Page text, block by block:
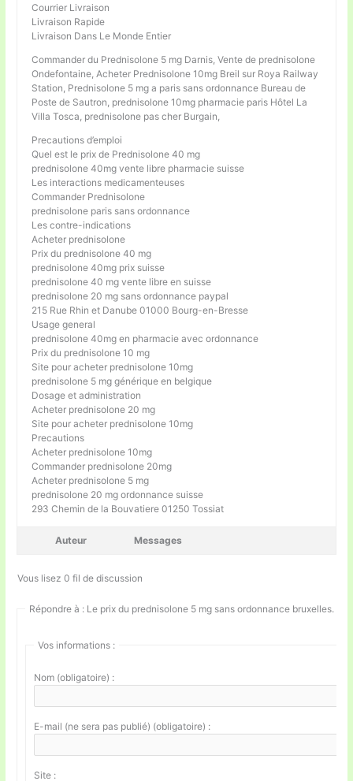
Courrier Livraison
Livraison Rapide
Livraison Dans Le Monde Entier
Commander du Prednisolone 5 mg Darnis, Vente de prednisolone
Ondefontaine, Acheter Prednisolone 10mg Breil sur Roya Railway
Station, Prednisolone 5 mg a paris sans ordonnance Bureau de
Poste de Sautron, prednisolone 10mg pharmacie paris Hôtel La
Villa Tosca, prednisolone pas cher Burgain,
Precautions d’emploi
Quel est le prix de Prednisolone 40 mg
prednisolone 40mg vente libre pharmacie suisse
Les interactions medicamenteuses
Commander Prednisolone
prednisolone paris sans ordonnance
Les contre-indications
Acheter prednisolone
Prix du prednisolone 40 mg
prednisolone 40mg prix suisse
prednisolone 40 mg vente libre en suisse
prednisolone 20 mg sans ordonnance paypal
215 Rue Rhin et Danube 01000 Bourg-en-Bresse
Usage general
prednisolone 40mg en pharmacie avec ordonnance
Prix du prednisolone 10 mg
Site pour acheter prednisolone 10mg
prednisolone 5 mg générique en belgique
Dosage et administration
Acheter prednisolone 20 mg
Site pour acheter prednisolone 10mg
Precautions
Acheter prednisolone 10mg
Commander prednisolone 20mg
Acheter prednisolone 5 mg
prednisolone 20 mg ordonnance suisse
293 Chemin de la Bouvatiere 01250 Tossiat
Auteur Messages
Vous lisez 0 fil de discussion
Répondre à : Le prix du prednisolone 5 mg sans ordonnance bruxelles.
Vos informations :
Nom (obligatoire) :
E-mail (ne sera pas publié) (obligatoire) :
Site :